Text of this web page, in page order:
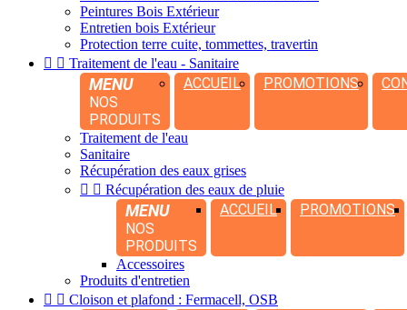
Peintures Bois Extérieur
Entretien bois Extérieur
Protection terre cuite, tommettes, travertin
  Traitement de l'eau - Sanitaire
MENU
NOS
PRODUITS
ACCUEIL PROMOTIONS
Traitement de l'eau
Sanitaire
Récupération des eaux grises
  Récupération des eaux de pluie
MENU
NOS
PRODUITS
ACCUEIL PROMOTIONS
Accessoires
Produits d'entretien
  Cloison et plafond : Fermacell, OSB